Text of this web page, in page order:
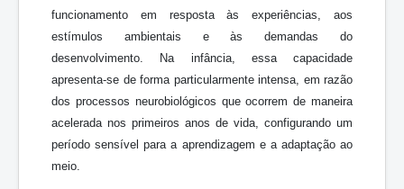
funcionamento em resposta às experiências, aos
estímulos ambientais e às demandas do
desenvolvimento. Na infância, essa capacidade
apresenta-se de forma particularmente intensa, em razão
dos processos neurobiológicos que ocorrem de maneira
acelerada nos primeiros anos de vida, configurando um
período sensível para a aprendizagem e a adaptação ao
meio.